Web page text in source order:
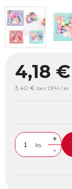
4,18 €
3,40 € bez DPH / ks
ks
+
-